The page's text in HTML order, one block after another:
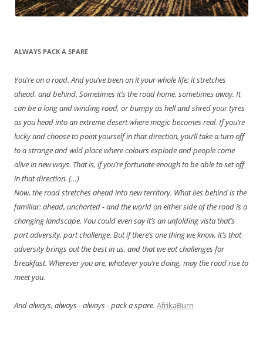
ALWAYS PACK A SPARE
You’re on a road. And you’ve been on it your whole life: it stretches
ahead, and behind. Sometimes it’s the road home, sometimes away. It
can be a long and winding road, or bumpy as hell and shred your tyres
as you head into an extreme desert where magic becomes real. If you’re
lucky and choose to point yourself in that direction, you’ll take a turn off
to a strange and wild place where colours explode and people come
alive in new ways. That is, if you’re fortunate enough to be able to set off
in that direction. (…)
Now, the road stretches ahead into new territory. What lies behind is the
familiar: ahead, uncharted - and the world on either side of the road is a
changing landscape. You could even say it’s an unfolding vista that’s
part adversity, part challenge. But if there’s one thing we know, it’s that
adversity brings out the best in us, and that we eat challenges for
breakfast. Wherever you are, whatever you’re doing, may the road rise to
meet you.
And always, always - always - pack a spare. AfrikaBurn